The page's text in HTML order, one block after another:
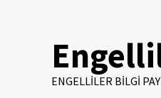
ENGELLILER BILGI